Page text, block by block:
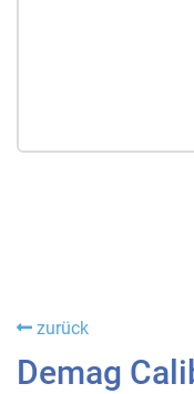
zurück
Demag